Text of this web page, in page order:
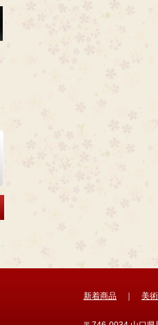
新着商品 美